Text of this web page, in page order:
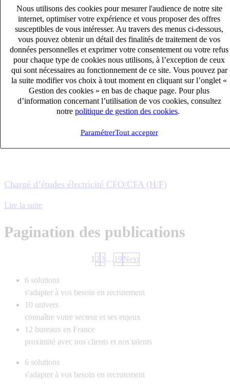
Nous utilisons des cookies pour mesurer l'audience de notre site
internet, optimiser votre expérience et vous proposer des offres
susceptibles de vous intéresser. Au travers des menus ci-dessous,
vous pouvez obtenir un détail des finalités de traitement de vos
données personnelles et exprimer votre consentement ou votre refus
pour chaque type de cookies nous utilisons, à l’exception de ceux
qui sont nécessaires au fonctionnement de ce site. Vous pouvez par
la suite modifier vos choix à tout moment en cliquant sur l’onglet «
Gestion des cookies » en bas de chaque page. Pour plus
d’information concernant l’utilisation de vos cookies, consultez
notre politique de gestion des cookies.
ParamétrerTout accepter
Economiste de la construction (H/F)
Lire la suite
Dessinateur projeteur CVC H/F
Chargé d’études électricité CFO/CFA (H/F)
Lire la suite
Pagination des publications
1 2 3 … 19 Next
6 solutions
s'adapter à vos besoin en recrutement
10 univers
connaître votre secteur et ses enjeux
12 bureaux en France
proximité avec nos clients et nos talents
6 solutions
s'adapter à vos besoin en recrutement